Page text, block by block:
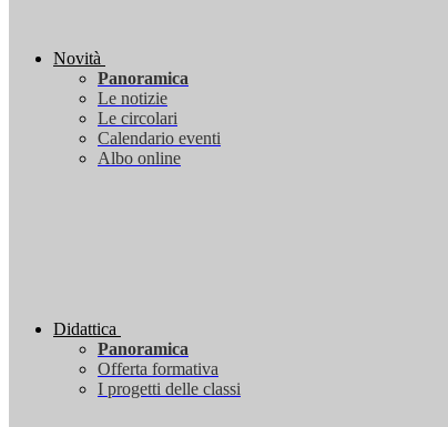
Novità
Panoramica
Le notizie
Le circolari
Calendario eventi
Albo online
Didattica
Panoramica
Offerta formativa
I progetti delle classi